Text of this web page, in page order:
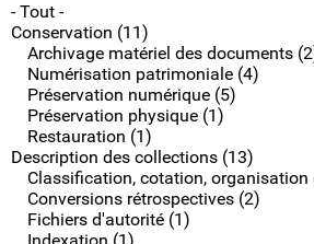
- Tout -
Conservation (11)
Archivage matériel des documents
Numérisation patrimoniale (4)
Préservation numérique (5)
Préservation physique (1)
Restauration (1)
Description des collections (13)
Classification, cotation, organisation
Conversions rétrospectives (2)
Fichiers d'autorité (1)